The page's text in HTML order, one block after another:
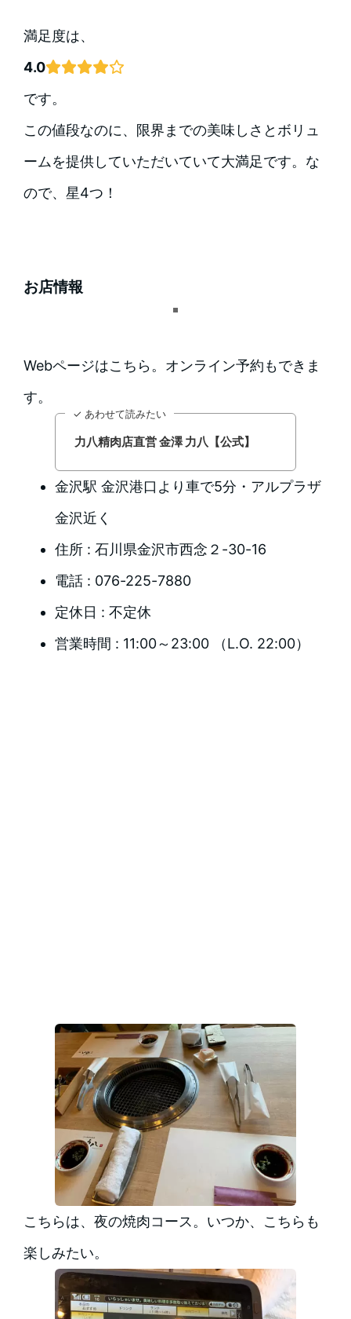
満足度は、
4.0
です。
この値段なのに、限界までの美味しさとボリュ
ームを提供していただいていて大満足です。な
ので、星4つ！
お店情報
Webページはこちら。オンライン予約もできま
す。
✓ あわせて読みたい
力八精肉店直営 金澤 力八【公式】
金沢駅 金沢港口より車で5分・アルプラザ
金沢近く
住所 : 石川県金沢市西念２-30-16
電話 : 076-225-7880
定休日 : 不定休
営業時間 : 11:00～23:00 （L.O. 22:00）
こちらは、夜の焼肉コース。いつか、こちらも
楽しみたい。